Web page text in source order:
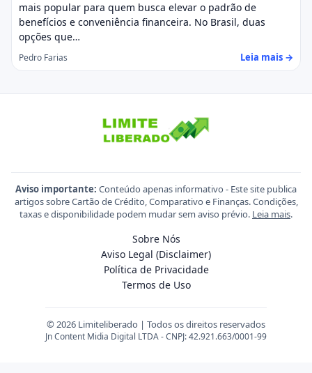
mais popular para quem busca elevar o padrão de
benefícios e conveniência financeira. No Brasil, duas
opções que…
Pedro Farias Leia mais →
Aviso importante: Conteúdo apenas informativo - Este site publica
artigos sobre Cartão de Crédito, Comparativo e Finanças. Condições,
taxas e disponibilidade podem mudar sem aviso prévio. Leia mais.
Sobre Nós
Aviso Legal (Disclaimer)
Política de Privacidade
Termos de Uso
© 2026 Limiteliberado | Todos os direitos reservados
Jn Content Midia Digital LTDA - CNPJ: 42.921.663/0001-99